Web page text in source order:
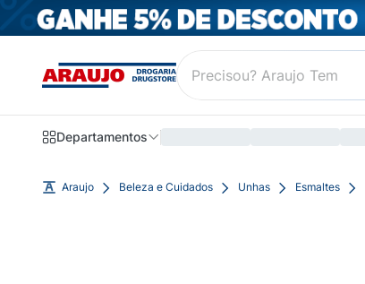
Departamentos
Araujo Beleza e Cuidados Unhas Esmaltes